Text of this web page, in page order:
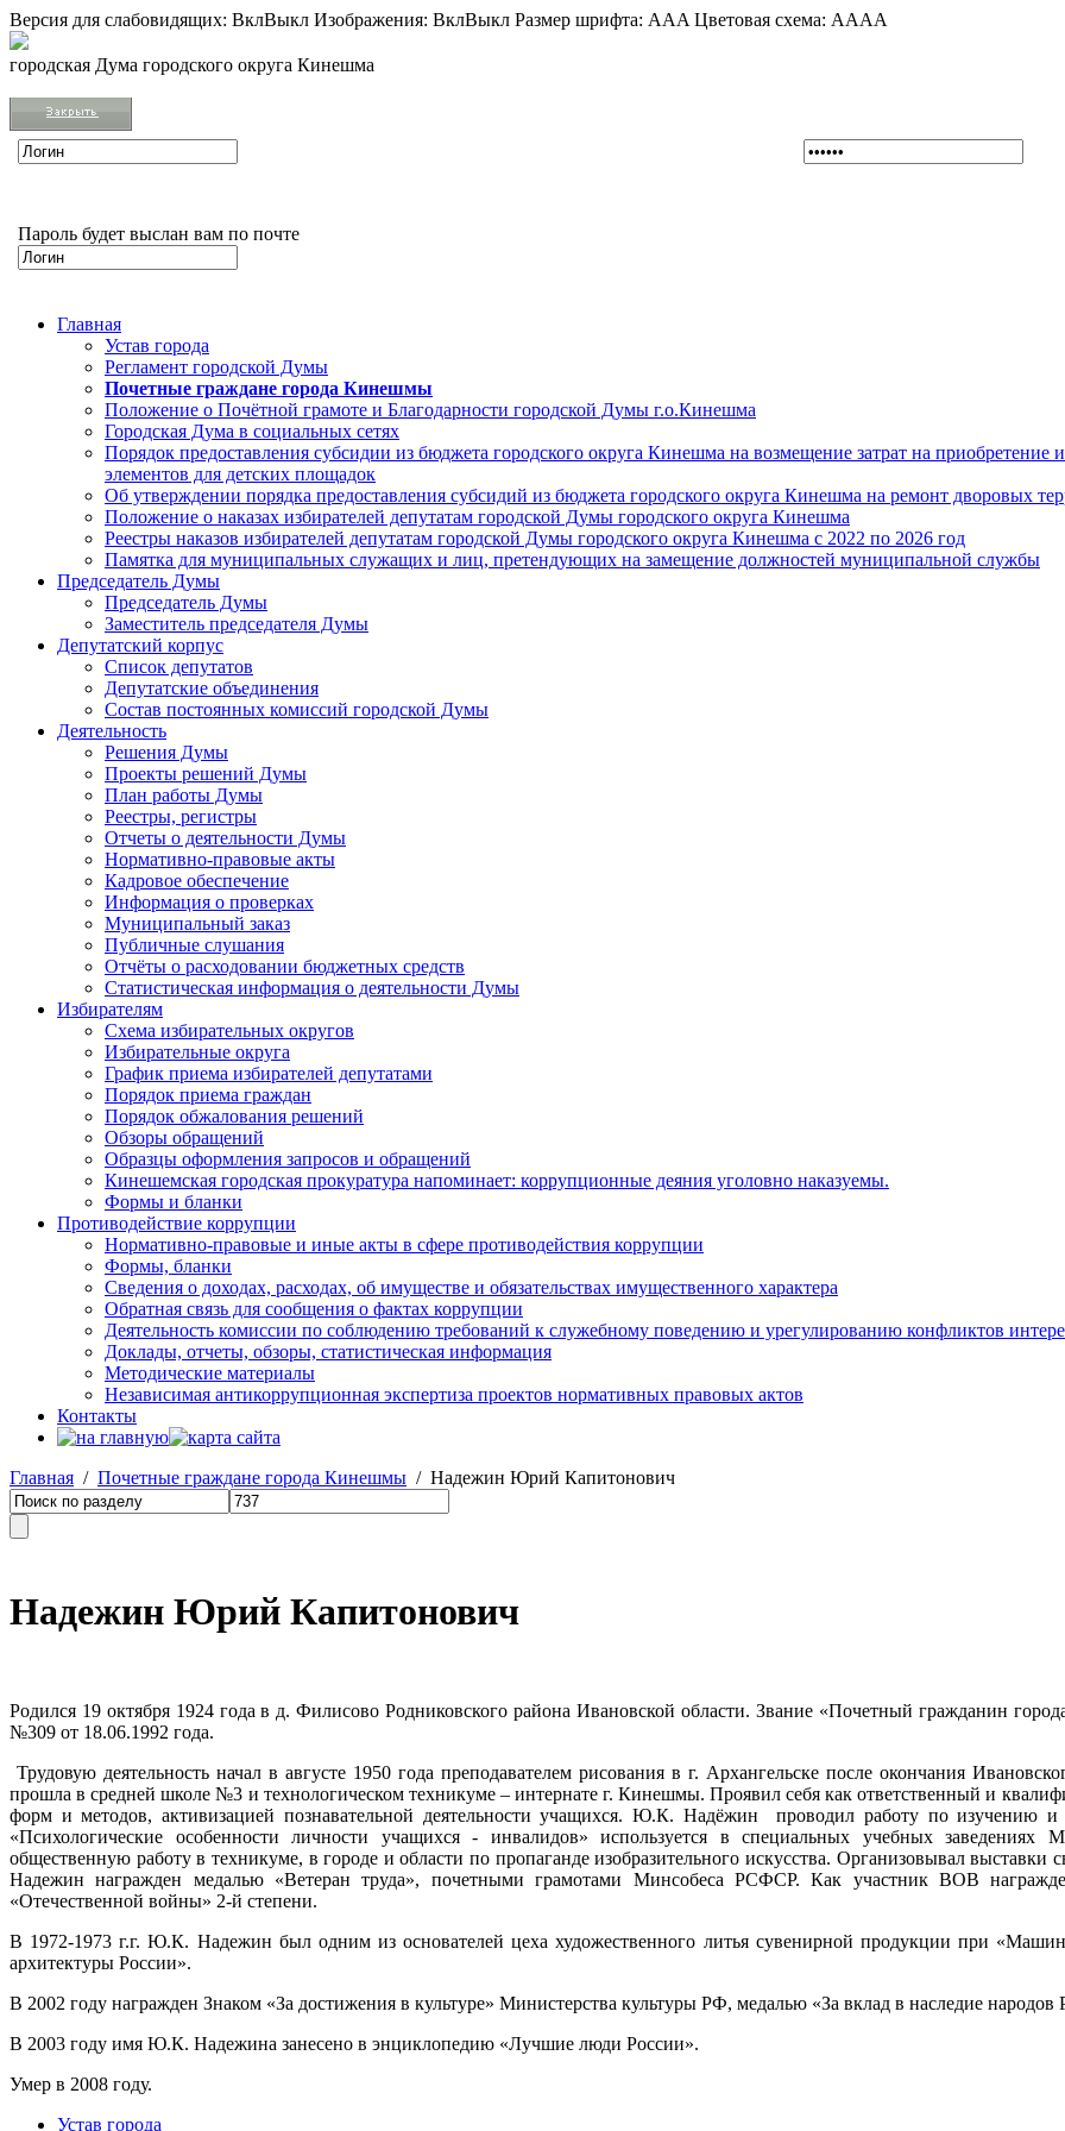
Версия для слабовидящих: ВклВыкл Изображения: ВклВыкл Размер шрифта: AAA Цветовая схема: AAAA
городская Дума городского округа Кинешма
Пароль будет выслан вам по почте
Главная
Устав города
Регламент городской Думы
Почетные граждане города Кинешмы
Положение о Почётной грамоте и Благодарности городской Думы г.о.Кинешма
Городская Дума в социальных сетях
Порядок предоставления субсидии из бюджета городского округа Кинешма на возмещение затрат на
элементов для детских площадок
Об утверждении порядка предоставления субсидий из бюджета городского округа Кинешма на ремонт дворовых
Положение о наказах избирателей депутатам городской Думы городского округа Кинешма
Реестры наказов избирателей депутатам городской Думы городского округа Кинешма с 2022 по 2026 год
Памятка для муниципальных служащих и лиц, претендующих на замещение должностей муниципальной службы
Председатель Думы
Председатель Думы
Заместитель председателя Думы
Депутатский корпус
Список депутатов
Депутатские объединения
Состав постоянных комиссий городской Думы
Деятельность
Решения Думы
Проекты решений Думы
План работы Думы
Реестры, регистры
Отчеты о деятельности Думы
Нормативно-правовые акты
Кадровое обеспечение
Информация о проверках
Муниципальный заказ
Публичные слушания
Отчёты о расходовании бюджетных средств
Статистическая информация о деятельности Думы
Избирателям
Схема избирательных округов
Избирательные округа
График приема избирателей депутатами
Порядок приема граждан
Порядок обжалования решений
Обзоры обращений
Образцы оформления запросов и обращений
Кинешемская городская прокуратура напоминает: коррупционные деяния уголовно наказуемы.
Формы и бланки
Противодействие коррупции
Нормативно-правовые и иные акты в сфере противодействия коррупции
Формы, бланки
Сведения о доходах, расходах, об имуществе и обязательствах имущественного характера
Обратная связь для сообщения о фактах коррупции
Деятельность комиссии по соблюдению требований к служебному поведению и урегулированию конфликтов
Доклады, отчеты, обзоры, статистическая информация
Методические материалы
Независимая антикоррупционная экспертиза проектов нормативных правовых актов
Контакты
Главная / Почетные граждане города Кинешмы / Надежин Юрий Капитонович
Надежин Юрий Капитонович
Родился 19 октября 1924 года в д. Филисово Родниковского района Ивановской области. Звание «Почетный гражданин
№309 от 18.06.1992 года.
Трудовую деятельность начал в августе 1950 года преподавателем рисования в г. Архангельске после окончания
прошла в средней школе №3 и технологическом техникуме – интернате г. Кинешмы. Проявил себя как ответственный и
форм и методов, активизацией познавательной деятельности учащихся. Ю.К. Надёжин проводил работу по изучению и
«Психологические особенности личности учащихся - инвалидов» используется в специальных учебных
общественную работу в техникуме, в городе и области по пропаганде изобразительного искусства. Организовывал
Надежин награжден медалью «Ветеран труда», почетными грамотами Минсобеса РСФСР. Как участник ВОВ
«Отечественной войны» 2-й степени.
В 1972-1973 г.г. Ю.К. Надежин был одним из основателей цеха художественного литья сувенирной продукции при
архитектуры России».
В 2002 году награжден Знаком «За достижения в культуре» Министерства культуры РФ, медалью «За вклад в наследие народов
В 2003 году имя Ю.К. Надежина занесено в энциклопедию «Лучшие люди России».
Умер в 2008 году.
Устав города